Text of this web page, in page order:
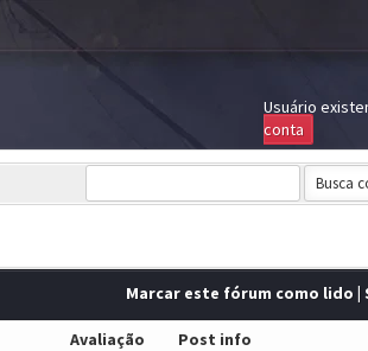
Usuário
conta
Marcar este fórum como lido |
Avaliação Post info